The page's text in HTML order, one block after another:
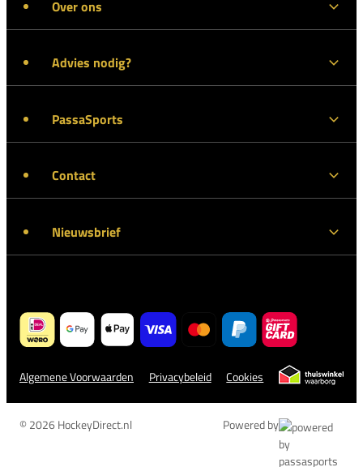
Over ons
Advies nodig?
PassaSports
Contact
Nieuwsbrief
Algemene Voorwaarden Privacybeleid Cookies
© 2026 HockeyDirect.nl Powered by